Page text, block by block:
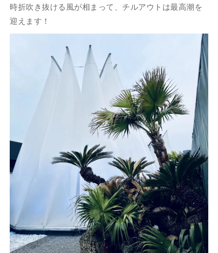
時折吹き抜ける風が相まって、チルアウトは最高潮を
迎えます！